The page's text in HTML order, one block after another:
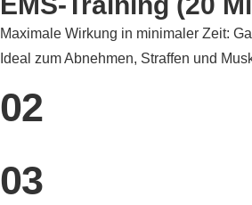
Maximale Wirkung in minimaler Zeit:
Ideal zum Abnehmen, Straffen und
02
03